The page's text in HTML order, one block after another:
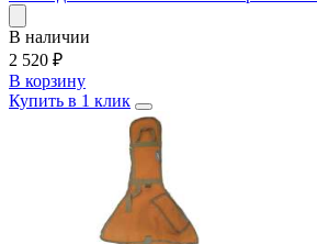
В наличии
2 520 ₽
В корзину
Купить в 1 клик